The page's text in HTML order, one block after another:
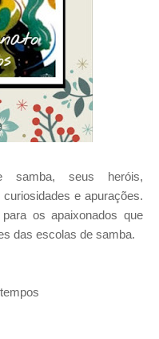
samba, seus heróis,
e apurações.
os apaixonados que
das escolas de samba.